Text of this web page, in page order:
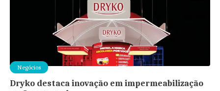
Negócios
Dryko destaca inovação em impermeabilização